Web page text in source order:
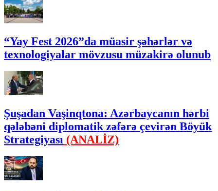
“Yay Fest 2026”da müasir şəhərlər və
texnologiyalar mövzusu müzakirə olunub
Şuşadan Vaşinqtona: Azərbaycanın hərbi
qələbəni diplomatik zəfərə çevirən Böyük
Strategiyası (ANALİZ)